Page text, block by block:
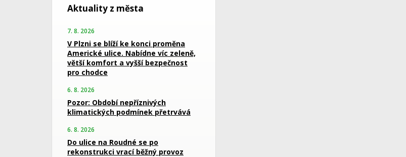
Aktuality z města
7. 8. 2026
V Plzni se blíží ke konci proměna
Americké ulice. Nabídne víc zeleně,
větší komfort a vyšší bezpečnost
pro chodce
6. 8. 2026
Pozor: Období nepříznivých
klimatických podmínek přetrvává
6. 8. 2026
Do ulice na Roudné se po
rekonstrukci vrací běžný provoz